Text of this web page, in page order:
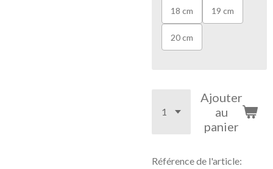
18 cm 19 cm
20 cm
Ajouter
au
panier
Référence de l'article: